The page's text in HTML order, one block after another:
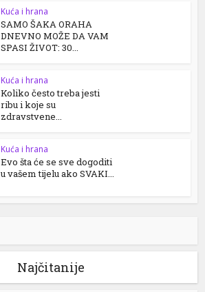
Kuća i hrana
SAMO ŠAKA ORAHA
DNEVNO MOŽE DA VAM
SPASI ŽIVOT: 30...
Kuća i hrana
Koliko često treba jesti
ribu i koje su
zdravstvene...
Kuća i hrana
Evo šta će se sve dogoditi
u vašem tijelu ako SVAKI...
Najčitanije